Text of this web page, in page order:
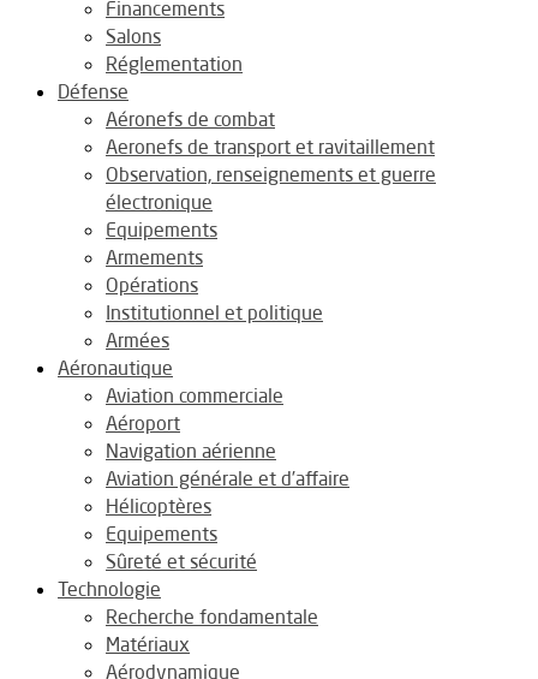
Financements
Salons
Réglementation
Défense
Aéronefs de combat
Aeronefs de transport et ravitaillement
Observation, renseignements et guerre
électronique
Equipements
Armements
Opérations
Institutionnel et politique
Armées
Aéronautique
Aviation commerciale
Aéroport
Navigation aérienne
Aviation générale et d’affaire
Hélicoptères
Equipements
Sûreté et sécurité
Technologie
Recherche fondamentale
Matériaux
Aérodynamique